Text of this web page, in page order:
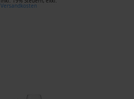
Versandkosten